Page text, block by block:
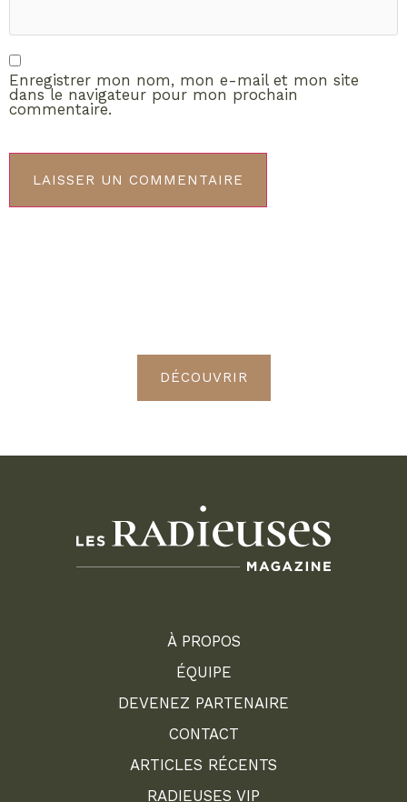
Enregistrer mon nom, mon e-mail et mon site
dans le navigateur pour mon prochain
commentaire.
DÉCOUVRIR
À PROPOS
ÉQUIPE
DEVENEZ PARTENAIRE
CONTACT
ARTICLES RÉCENTS
RADIEUSES VIP